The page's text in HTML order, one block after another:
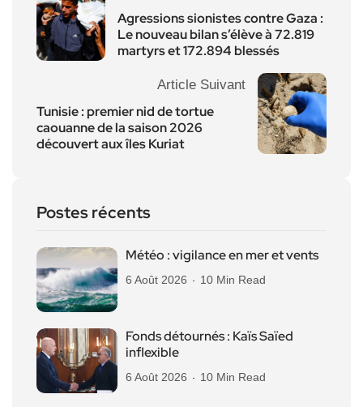
Agressions sionistes contre Gaza :
Le nouveau bilan s’élève à 72.819
martyrs et 172.894 blessés
Article Suivant
Tunisie : premier nid de tortue
caouanne de la saison 2026
découvert aux îles Kuriat
Postes récents
Météo : vigilance en mer et vents
6 Août 2026 10 Min Read
Fonds détournés : Kaïs Saïed
inflexible
6 Août 2026 10 Min Read